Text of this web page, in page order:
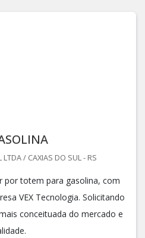
/ CAXIAS DO SUL - RS
por totem para gasolina, com
VEX Tecnologia. Solicitando
conceituada do mercado e